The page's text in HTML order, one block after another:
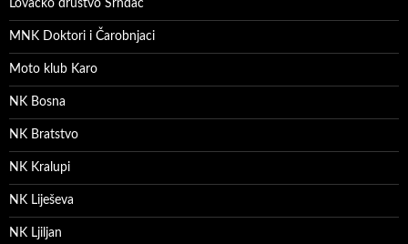
Lovačko društvo Srndać
MNK Doktori i Čarobnjaci
Moto klub Karo
NK Bosna
NK Bratstvo
NK Kralupi
NK Liješeva
NK Ljiljan